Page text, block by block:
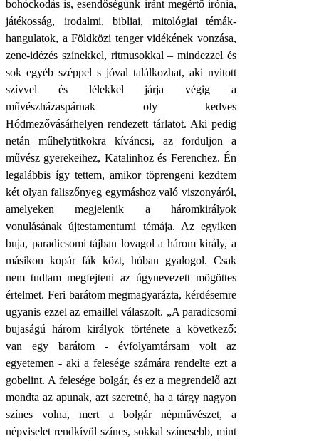
bohóckodás is, esendőségünk iránt megértő irónia,
játékosság, irodalmi, bibliai, mitológiai témák-
hangulatok, a Földközi tenger vidékének vonzása,
zene-idézés színekkel, ritmusokkal – mindezzel és
sok egyéb széppel s jóval találkozhat, aki nyitott
szívvel és lélekkel járja végig a
művészházaspárnak oly kedves
Hódmezővásárhelyen rendezett tárlatot. Aki pedig
netán műhelytitkokra kíváncsi, az forduljon a
művész gyerekeihez, Katalinhoz és Ferenchez. Én
legalábbis így tettem, amikor töprengeni kezdtem
két olyan faliszőnyeg egymáshoz való viszonyáról,
amelyeken megjelenik a háromkirályok
vonulásának újtestamentumi témája. Az egyiken
buja, paradicsomi tájban lovagol a három király, a
másikon kopár fák közt, hóban gyalogol. Csak
nem tudtam megfejteni az úgynevezett mögöttes
értelmet. Feri barátom megmagyarázta, kérdésemre
ugyanis ezzel az emaillel válaszolt. „A paradicsomi
bujaságú három királyok története a következő:
van egy barátom - évfolyamtársam volt az
egyetemen - aki a felesége számára rendelte ezt a
gobelint. A felesége bolgár, és ez a megrendelő azt
mondta az apunak, azt szeretné, ha a tárgy nagyon
színes volna, mert a bolgár népművészet, a
népviselet rendkívül színes, sokkal színesebb, mint